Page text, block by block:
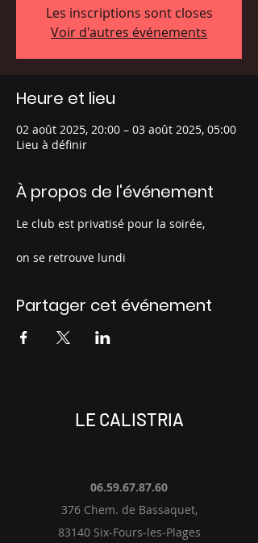
Les inscriptions sont closes
Voir d'autres événements
Heure et lieu
02 août 2025, 20:00 – 03 août 2025, 05:00
Lieu à définir
À propos de l'événement
Le club est privatisé pour la soirée,
on se retrouve lundi
Partager cet événement
LE CALISTRIA
06.59.67.87.60
376 Chem. de Bassaquet,
83140 Six-Fours-les-Plages